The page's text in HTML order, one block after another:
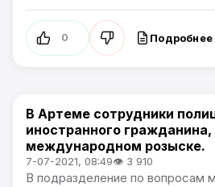
0 Подробнее
Происшествия
В Артеме сотрудники
иностранного
международном розыске.
7-07-2021, 08:49👁 3 910
В подразделение по вопросам